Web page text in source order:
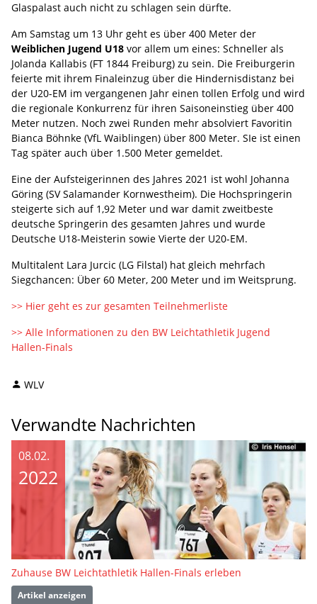
Glaspalast auch nicht zu schlagen sein dürfte.
Am Samstag um 13 Uhr geht es über 400 Meter der
Weiblichen Jugend U18 vor allem um eines: Schneller als
Jolanda Kallabis (FT 1844 Freiburg) zu sein. Die Freiburgerin
feierte mit ihrem Finaleinzug über die Hindernisdistanz bei
der U20-EM im vergangenen Jahr einen tollen Erfolg und wird
die regionale Konkurrenz für ihren Saisoneinstieg über 400
Meter nutzen. Noch zwei Runden mehr absolviert Favoritin
Bianca Böhnke (VfL Waiblingen) über 800 Meter. SIe ist einen
Tag später auch über 1.500 Meter gemeldet.
Eine der Aufsteigerinnen des Jahres 2021 ist wohl Johanna
Göring (SV Salamander Kornwestheim). Die Hochspringerin
steigerte sich auf 1,92 Meter und war damit zweitbeste
deutsche Springerin des gesamten Jahres und wurde
Deutsche U18-Meisterin sowie Vierte der U20-EM.
Multitalent Lara Jurcic (LG Filstal) hat gleich mehrfach
Siegchancen: Über 60 Meter, 200 Meter und im Weitsprung.
>> Hier geht es zur gesamten Teilnehmerliste
>> Alle Informationen zu den BW Leichtathletik Jugend
Hallen-Finals
WLV
Verwandte Nachrichten
08.02.
2022
Zuhause BW Leichtathletik Hallen-Finals erleben
Artikel anzeigen